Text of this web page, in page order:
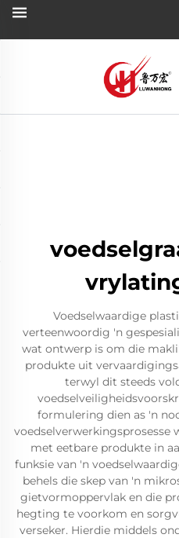
Voedselwaardige
verteenwoordig 'n
wat ontwerp is om die
produkte uit
terwyl dit steeds
formulering dien as 'n
voedselverwerkingsprosesse
met eetbare produkte in
funksie van 'n
behels die skep van 'n
gietvormoppervlak en die
hegting te voorkom en
verseker. Hierdie middels